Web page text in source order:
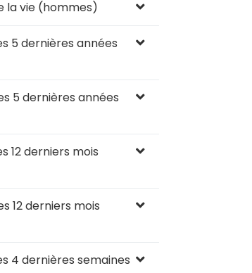
la vie (hommes)
5 dernières années
5 dernières années
12 derniers mois
12 derniers mois
4 dernières semaines